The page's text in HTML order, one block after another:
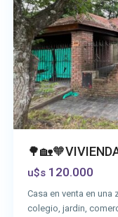
u$s120.000
Casa en venta en
colegio, jardin,